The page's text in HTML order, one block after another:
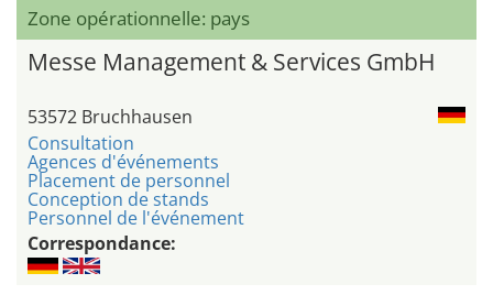
Zone opérationnelle: pays
Messe Management & Services GmbH
53572 Bruchhausen
Consultation
Agences d'événements
Placement de personnel
Conception de stands
Personnel de l'événement
Correspondance: